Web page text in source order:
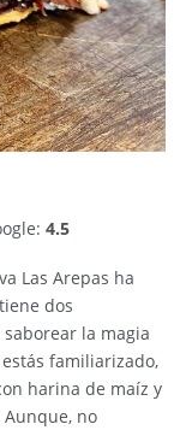
4.5
Las Arepas ha
dos
la magia
familiarizado,
harina de maíz y
Aunque, no